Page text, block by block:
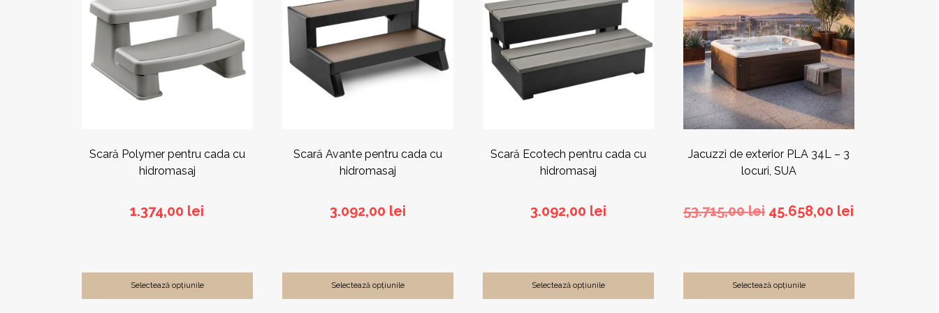
Scară Polymer pentru cada cu
hidromasaj
1.374,00 lei
Selectează opțiunile
mai
multe
variații.
Opțiunile
pot
Scară Avante pentru cada cu
hidromasaj
3.092,00 lei
Selectează opțiunile
mai
multe
variații.
Opțiunile
pot
Scară Ecotech pentru cada cu
hidromasaj
3.092,00 lei
Selectează opțiunile
mai
multe
variații.
Opțiunile
pot
Jacuzzi de exterior PLA 34L – 3
locuri, SUA
53.715,00lei Prețul
53.715,00 lei.
45.658,00 lei
Selectează opțiunile